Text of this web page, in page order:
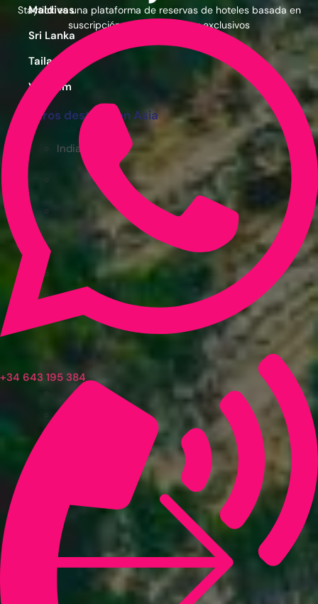
Maldivas
Sri Lanka
Tailandia
Vietnam
Otros destinos en Asia
India
Staytick es una plataforma de reservas de hoteles basada en
suscripción con precios muy exclusivos
+34 643 195 384